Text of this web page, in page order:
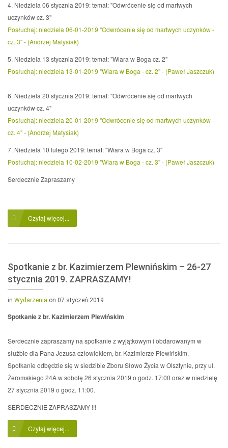
4. Niedziela 06 stycznia 2019: temat: "Odwrócenie się od martwych
uczynków cz. 3"
Posłuchaj: niedziela 06-01-2019 "Odwrócenie się od martwych uczynków -
cz. 3" - (Andrzej Matysiak)
5. Niedziela 13 stycznia 2019: temat: "Wiara w Boga cz. 2"
Posłuchaj: niedziela 13-01-2019 "Wiara w Boga - cz. 2" - (Paweł Jaszczuk)
6. Niedziela 20 stycznia 2019: temat: "Odwrócenie się od martwych
uczynków cz. 4"
Posłuchaj: niedziela 20-01-2019 "Odwrócenie się od martwych uczynków -
cz. 4" - (Andrzej Matysiak)
7. Niedziela 10 lutego 2019: temat: "Wiara w Boga cz. 3"
Posłuchaj: niedziela 10-02-2019 "Wiara w Boga - cz. 3" - (Paweł Jaszczuk)
Serdecznie Zapraszamy
Czytaj więcej...
Spotkanie z br. Kazimierzem Plewnińskim – 26-27
stycznia 2019. ZAPRASZAMY!
in Wydarzenia on 07 styczeń 2019
Spotkanie z br. Kazimierzem Plewińskim
Serdecznie zapraszamy na spotkanie z wyjątkowym i obdarowanym w
służbie dla Pana Jezusa człowiekiem, br. Kazimierze Plewińskim.
Spotkanie odbędzie się w siedzibie Zboru Słowo Życia w Olsztynie, przy ul.
Żeromskiego 24A w sobotę 26 stycznia 2019 o godz. 17:00 oraz w niedzielę
27 stycznia 2019 o godz. 11:00.
SERDECZNIE ZAPRASZAMY !!!
Czytaj więcej...